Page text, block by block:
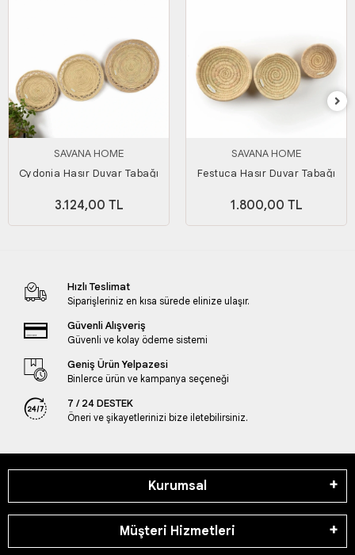
SAVANA HOME
Cydonia Hasır Duvar Tabağı
3.124,00 TL
SAVANA HOME
Festuca Hasır Duvar Tabağı
1.800,00 TL
Hızlı Teslimat
Siparişleriniz en kısa sürede elinize ulaşır.
Güvenli Alışveriş
Güvenli ve kolay ödeme sistemi
Geniş Ürün Yelpazesi
Binlerce ürün ve kampanya seçeneği
7 / 24 DESTEK
Öneri ve şikayetlerinizi bize iletebilirsiniz.
Kurumsal
Müşteri Hizmetleri